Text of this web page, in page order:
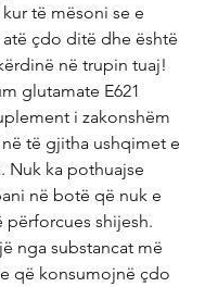
të mësoni se e
çdo ditë dhe është
në trupin tuaj!
glutamate E621
i zakonshëm
të gjitha ushqimet e
Nuk ka pothuajse
në botë që nuk e
përforcues shijesh.
nga substancat më
që konsumojnë çdo